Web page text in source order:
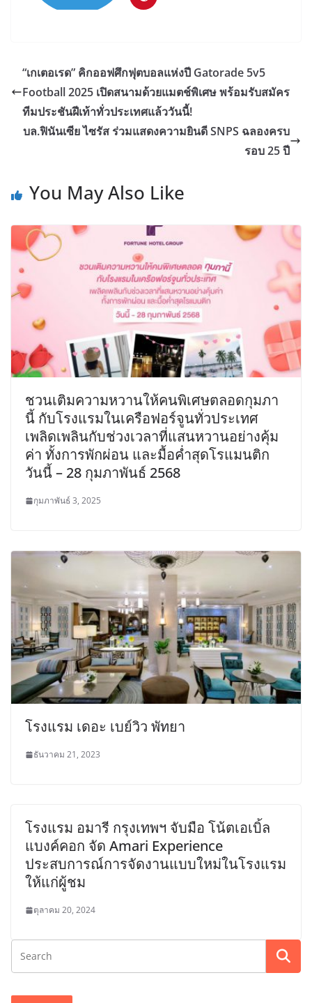
“เกเตอเรด” คิกออฟศึกฟุตบอลแห่งปี Gatorade 5v5
Football 2025 เปิดสนามด้วยแมตช์พิเศษ พร้อมรับสมัคร
ทีมประชันฝีเท้าทั่วประเทศแล้ววันนี้!
บล.ฟินันเซีย ไซรัส ร่วมแสดงความยินดี SNPS ฉลองครบ
รอบ 25 ปี
You May Also Like
ชวนเติมความหวานให้คนพิเศษตลอดกุมภา
นี้ กับโรงแรมในเครือฟอร์จูนทั่วประเทศ
เพลิดเพลินกับช่วงเวลาที่แสนหวานอย่างคุ้ม
ค่า ทั้งการพักผ่อน และมื้อค่ำสุดโรแมนติก
วันนี้ – 28 กุมภาพันธ์ 2568
กุมภาพันธ์ 3, 2025
โรงแรม เดอะ เบย์วิว พัทยา
ธันวาคม 21, 2023
โรงแรม อมารี กรุงเทพฯ จับมือ โน้ตเอเบิ้ล
แบงค์คอก จัด Amari Experience
ประสบการณ์การจัดงานแบบใหม่ในโรงแรม
ให้แก่ผู้ชม
ตุลาคม 20, 2024